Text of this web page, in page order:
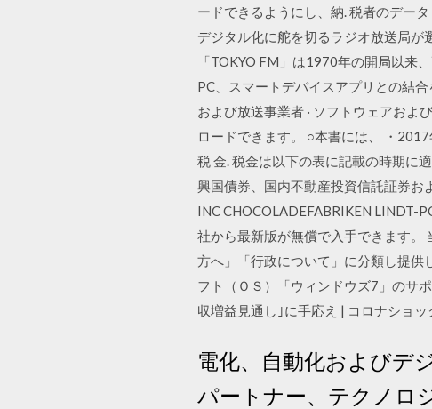
ードできるようにし、納. 税者のデー
デジタル化に舵を切るラジオ放送局
「TOKYO FM」は1970年の開局以来
PC、スマートデバイスアプリとの結
および放送事業者 · ソフトウェアおよ
ロードできます。 ○本書には、 ・
税 金. 税金は以下の表に記載の時期に
興国債券、国内不動産投資信託証券お
INC CHOCOLADEFABRIKEN LINDT-
社から最新版が無償で入手できます。
方へ」「行政について」に分類し提
フト（ＯＳ）「ウィンドウズ7」のサ
収増益見通し｣に手応え | コロナショ
電化、自動化およびデ
パートナー、テクノロ